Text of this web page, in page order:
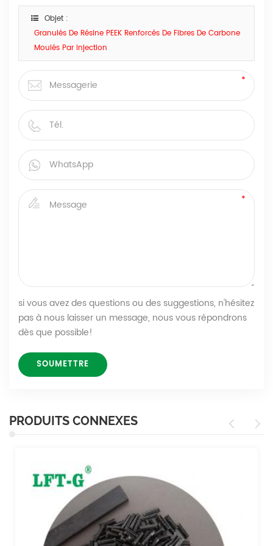
Objet :
Granulés De Résine PEEK Renforcés De Fibres De Carbone
Moulés Par Injection
si vous avez des questions ou des suggestions, n'hésitez
pas à nous laisser un message, nous vous répondrons
dès que possible!
PRODUITS CONNEXES